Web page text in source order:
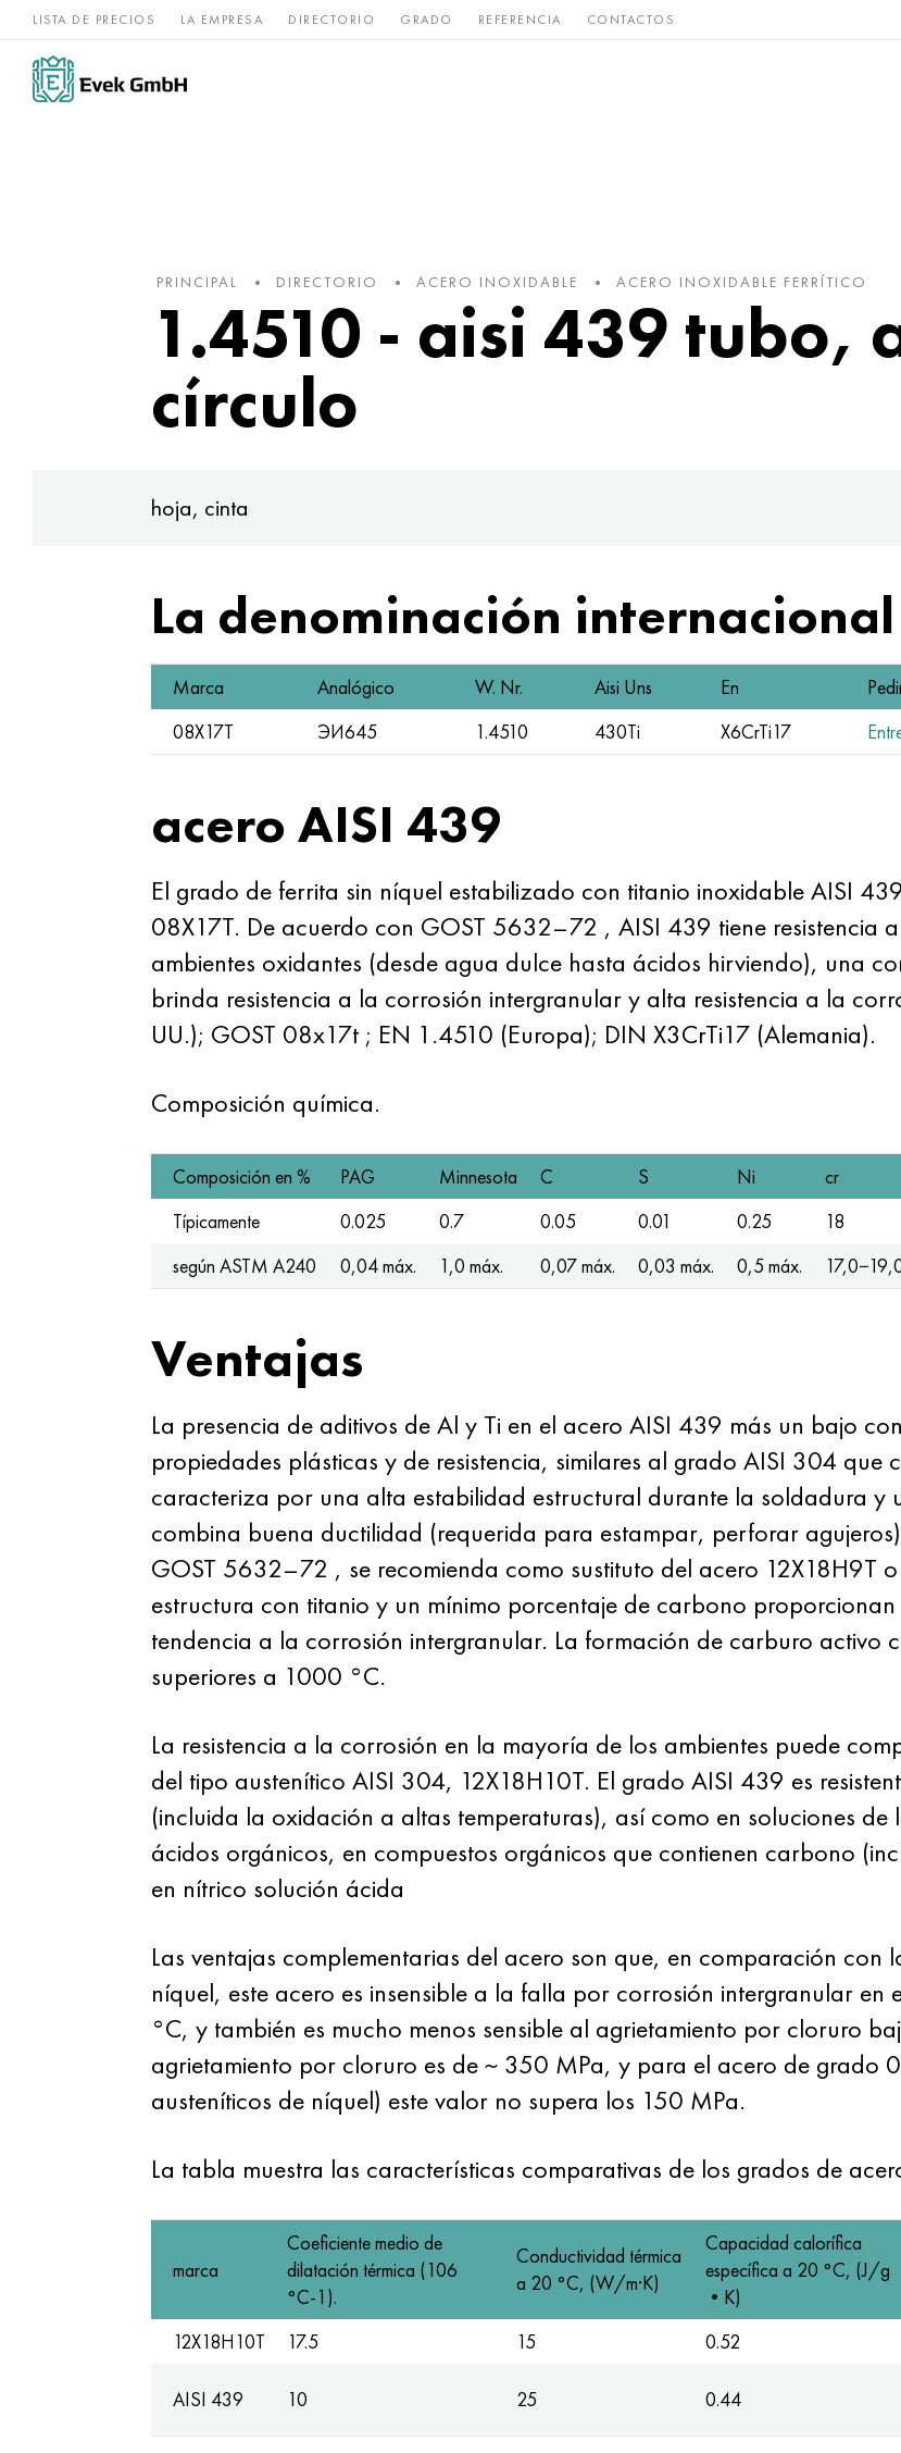
LISTA DE PRECIOS LA EMPRESA DIRECTORIO GRADO REFERENCIA CONTACTOS
Aleaciones de
níquel
acero Raro y Bronce, cobre,
PRINCIPAL DIRECTORIO ACERO INOXIDABLE ACERO INOXIDABLE FERRÍTICO
1.4510 - aisi 439 tubo,
círculo
hoja, cinta
La denominación internacional
Marca Analógico W. Nr. Aisi Uns En
08Х17Т
ЭИ645 1.4510 430Ti X6CrTi17
acero AISI 439
El grado de ferrita sin níquel estabilizado con titanio inoxidable AISI
08X17T. De acuerdo con GOST 5632–72 , AISI 439 tiene resistencia
ambientes oxidantes (desde agua dulce hasta ácidos hirviendo), una
brinda resistencia a la corrosión intergranular y alta resistencia a la
UU.); GOST 08x17t; EN 1.4510 (Europa); DIN X3CrTi17 (Alemania).
Composición química.
Composición en % PAG Minnesota C S Ni cr
Típicamente
0.025 0.7 0.05 0.01 0.25 18
según ASTM A240
0,04 máx. 1,0 máx. 0,07 máx. 0,03 máx. 0,5 máx.
Ventajas
La presencia de aditivos de Al y Ti en el acero AISI 439 más un bajo
propiedades plásticas y de resistencia, similares al grado AISI 304 que
caracteriza por una alta estabilidad estructural durante la soldadura y
combina buena ductilidad (requerida para estampar, perforar
GOST 5632–72 , se recomienda como sustituto del acero 12X18H9T
estructura con titanio y un mínimo porcentaje de carbono
tendencia a la corrosión intergranular. La formación de carburo activo
superiores a 1000 °C.
La resistencia a la corrosión en la mayoría de los ambientes puede
del tipo austenítico AISI 304, 12X18H10T. El grado AISI 439 es
(incluida la oxidación a altas temperaturas), así como en soluciones
ácidos orgánicos, en compuestos orgánicos que contienen carbono
en nítrico solución ácida
Las ventajas complementarias del acero son que, en comparación con
níquel, este acero es insensible a la falla por corrosión intergranular
°C, y también es mucho menos sensible al agrietamiento por cloruro
agrietamiento por cloruro es de ~ 350 MPa, y para el acero de grado
austeníticos de níquel) este valor no supera los 150 MPa.
La tabla muestra las características comparativas de los grados de
marca
Coeficiente medio de
dilatación térmica (106
°С-1).
Conductividad térmica
a 20 °C, (W/m·K)
Capacidad calorífica
específica a 20 °C, (J/g
•K)
12X18H10T
17.5 15 0.52
AISI 439 10 25 0.44